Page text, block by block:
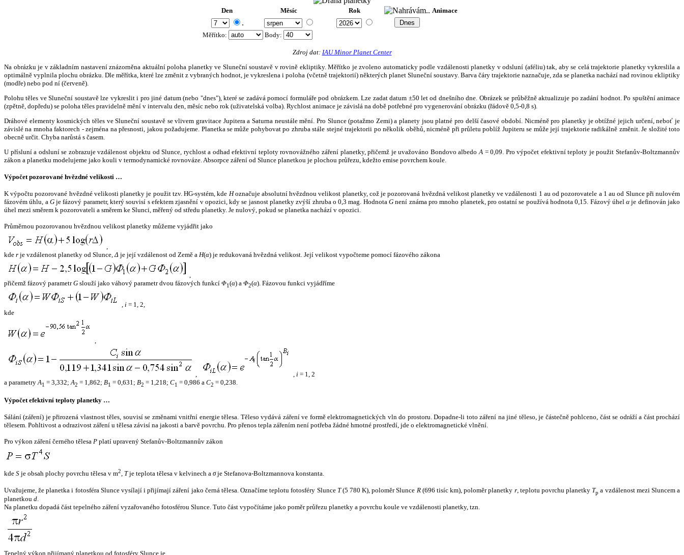
Den Měsíc Rok Animace
.
Měřítko: Body:
Zdroj dat: IAU Minor Planet Center
Na obrázku je v základním nastavení znázorněna aktuální poloha planetky ve Sluneční soustavě v rovině ekliptiky. Měřítko je zvoleno automaticky podle vzdálenosti planetky v odsluní (aféliu) tak, aby se celá trajektorie planetky vykreslila a
optimálně vyplnila plochu obrázku. Dle měřítka, které lze změnit z vybraných hodnot, je vykreslena i poloha (včetně trajektorií) některých planet Sluneční soustavy. Barva čáry trajektorie naznačuje, zda se planetka nachází nad rovinou ekliptiky
(modře) nebo pod ní (červeně).
Polohu těles ve Sluneční soustavě lze vykreslit i pro jiné datum (nebo "dnes"), které se zadává pomocí formuláře pod obrázkem. Lze zadat datum ±50 let od dnešního dne. Obrázek se průběžně aktualizuje po zadání hodnot. Po spuštění animace
(zpětně, dopředu) se poloha těles pravidelně mění v intervalu den, měsíc nebo rok (uživatelská volba). Rychlost animace je závislá na době potřebné pro vygenerování obrázku (řádově 0,5-0,8 s).
Dráhové elementy kosmických těles ve Sluneční soustavě se vlivem gravitace Jupitera a Saturna neustále mění. Pro Slunce (potažmo Zemi) a planety jsou platné pro delší časové období. Nicméně pro planetky je obtížné jejich určení, neboť je
závislé na mnoha faktorech - zejména na přesnosti, jakou požadujeme. Planetka se může pohybovat po zhruba stále stejné trajektorii po několik oběhů, nicméně při průletu poblíž Jupiteru se může její trajektorie radikálně změnit. Je složité toto
obecně určit. Chyba narůstá s časem.
U přísluní a odsluní se zobrazuje vzdálenost objektu od Slunce, rychlost a odhad efektivní teploty rovnovážného záření planetky, přičemž je uvažováno Bondovo albedo A = 0,09. Pro výpočet efektivní teploty je použit Stefanův-Boltzmannův
zákon a planetku modelujeme jako kouli v termodynamické rovnováze. Absorpce záření od Slunce planetkou je plochou průřezu, kdežto emise povrchem koule.
Výpočet pozorované hvězdné velikosti …
K výpočtu pozorované hvězdné velikosti planetky je použit tzv. HG-systém, kde Hoznačuje absolutní hvězdnou velikost planetky, což je pozorovaná hvězdná velikost planetky ve vzdálenosti 1 au od pozorovatele a 1 au od Slunce při nulovém
fázovém úhlu, a Gje fázový parametr, který souvisí s efektem zjasnění v opozici, kdy se jasnost planetky zvýší zhruba o 0,3 mag. HodnotaG není známa pro mnoho planetek, pro ostatní se používá hodnota 0,15. Fázový úhelα je definován jako
úhel mezi směrem k pozorovateli a směrem ke Slunci, měřený od středu planetky. Je nulový, pokud se planetka nachází v opozici.
Průměrnou pozorovanou hvězdnou velikost planetky můžeme vyjádřit jako
,
kde r je vzdálenost planetky od Slunce,Δ je její vzdálenost od Země a H(α) je redukovaná hvězdná velikost. Její velikost vypočteme pomocí fázového zákona
,
přičemž fázový parametrG slouží jako váhový parametr dvou fázových funkcí Φ1(α) a Φ2(α). Fázovou funkci vyjádříme
, i = 1, 2,
kde
,
, , i = 1, 2
a parametryA1 = 3,332;A2 = 1,862; B1 = 0,631; B2 = 1,218; C1 = 0,986 a C2 = 0,238.
Výpočet efektivní teploty planetky …
Sálání (záření) je přirozená vlastnost těles, souvisí se změnami vnitřní energie tělesa. Těleso vydává záření ve formě elektromagnetických vln do prostoru. Dopadne-li toto záření na jiné těleso, je částečně pohlceno, část se odráží a část prochází
tělesem. Pohltivost a odrazivost záření u tělesa závisí na jakosti a barvě povrchu. Pro přenos tepla zářením není potřeba žádné hmotné prostředí, jde o elektromagnetické vlnění.
Pro výkon záření černého tělesa P platí upravený Stefanův-Boltzmannův zákon
kde S je obsah plochy povrchu tělesa v m2, Tje teplota tělesa v kelvinech a σje Stefanova-Boltzmannova konstanta.
Uvažujeme, že planetka i fotosféra Slunce vysílají i přijímají záření jako černá tělesa. Označíme teplotu fotosféry Slunce T(5 780 K), poloměr Slunce R(696 tisíc km), poloměr planetky r, teplotu povrchu planetky Tp a vzdálenost mezi Sluncem a
planetkou d.
Na planetku dopadá část tepelného záření vyzařovaného fotosférou Slunce. Tuto část vypočítáme jako poměr průřezu planetky a povrchu koule ve vzdálenosti planetky, tzn.
Tepelný výkon přijímaný planetkou od fotosféry Slunce je